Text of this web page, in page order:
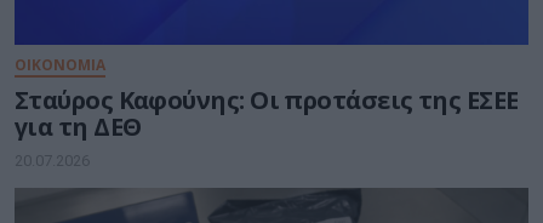
ΟΙΚΟΝΟΜΙΑ
Σταύρος Καφούνης: Οι προτάσεις της ΕΣΕΕ
για τη ΔΕΘ
20.07.2026